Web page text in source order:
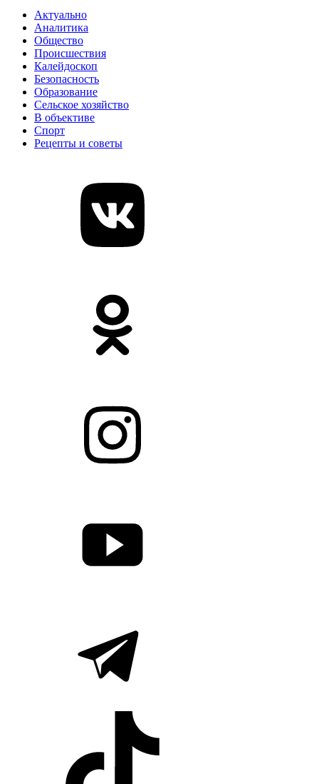
Актуально
Аналитика
Общество
Происшествия
Калейдоскоп
Безопасность
Образование
Сельское хозяйство
В объективе
Спорт
Рецепты и советы